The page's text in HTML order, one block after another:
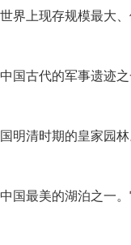
界上现存规模最大
国古代的军事遗迹之
明清时期的皇家园
国最美的湖泊之一